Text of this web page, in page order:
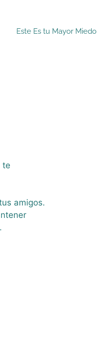
Este Es tu Mayor Miedo
te
amigos.